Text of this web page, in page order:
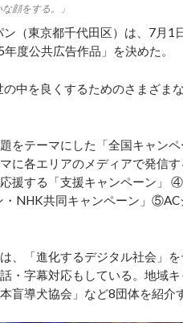
顔をする。」
（東京都千代田区）は、7月1
度公共広告作品」を決めた。
中を良くするためのさまざま
テーマにした「全国キャン
に各エリアのメディアで発信
援する「支援キャンペーン」
・NHK共同キャンペーン」
、「進化するデジタル社会」
・字幕対応もしている。地域
盲導犬協会」など8団体を紹介